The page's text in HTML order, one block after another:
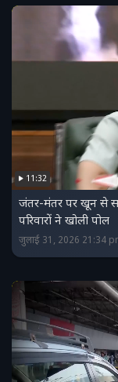
11:32
जंतर-मंतर पर खून से
परिवारों ने खोली पोल
जुलाई 31, 2026 21:34